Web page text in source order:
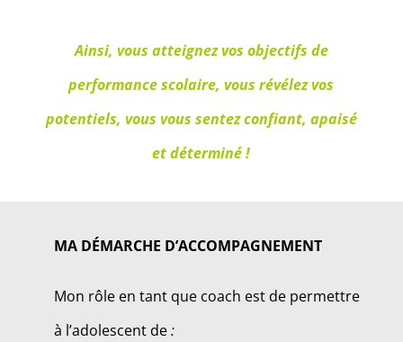
Ainsi, vous atteignez vos objectifs de
performance scolaire, vous révélez vos
potentiels, vous vous sentez confiant, apaisé
et déterminé !
MA DÉMARCHE D’ACCOMPAGNEMENT
Mon rôle en tant que coach est de permettre
à l’adolescent de: